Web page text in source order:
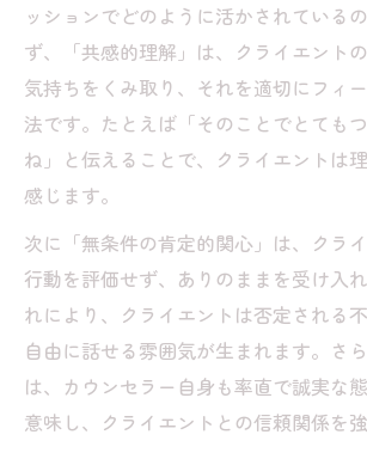
ッションでどのように活かされている
ず、「共感的理解」は、クライエント
気持ちをくみ取り、それを適切にフィ
法です。たとえば「そのことでとても
ね」と伝えることで、クライエントは
感じます。
次に「無条件の肯定的関心」は、クラ
行動を評価せず、ありのままを受け入
れにより、クライエントは否定される不
自由に話せる雰囲気が生まれます。さ
は、カウンセラー自身も率直で誠実な
意味し、クライエントとの信頼関係を強